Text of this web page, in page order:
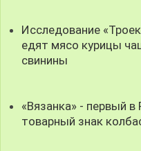
Исследование
едят мясо курицы
свинины
«Вязанка» - первый
товарный знак